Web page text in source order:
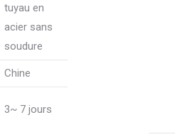
tuyau en
acier sans
soudure
Chine
3~ 7 jours